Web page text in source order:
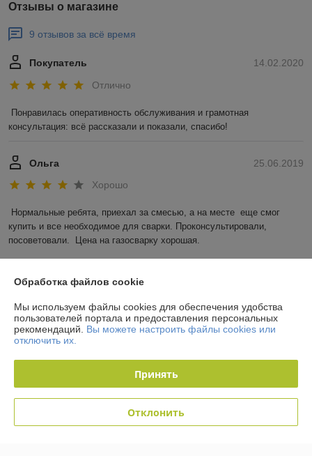
Отзывы о магазине
9 отзывов за всё время
14.02.2020
Покупатель
Отлично
Понравилась оперативность обслуживания и грамотная
консультация: всё рассказали и показали, спасибо!
25.06.2019
Ольга
Хорошо
Нормальные ребята, приехал за смесью, а на месте  еще смог
купить и все необходимое для сварки. Проконсультировали,
посоветовали.  Цена на газосварку хорошая.
О нас
Контакты
Обработка файлов cookie
Мы используем файлы cookies для обеспечения удобства
пользователей портала и предоставления персональных
рекомендаций. Вы можете настроить файлы cookies или
отключить их.
Принять
Отклонить